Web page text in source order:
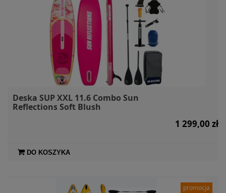
Deska SUP XXL 11.6 Combo Sun
Reflections Soft Blush
1 299,00 zł
DO KOSZYKA
promocja